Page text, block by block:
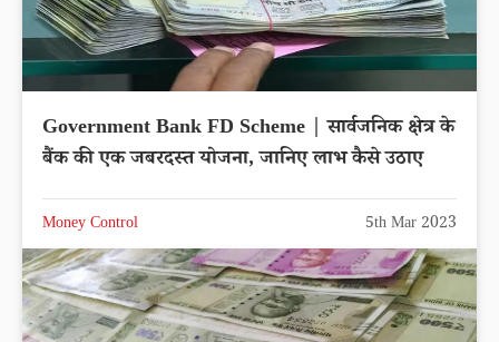
Government Bank FD Scheme | सार्वजनिक क्षेत्र के
बैंक की एक जबरदस्त योजना, जानिए लाभ कैसे उठाए
Money Control 5th Mar 2023